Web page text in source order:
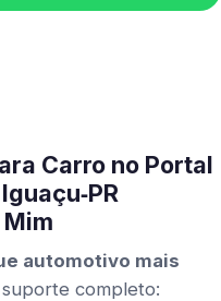
Carro no Portal
automotivo mais
completo: